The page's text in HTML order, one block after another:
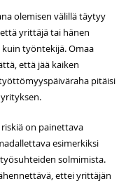
olemisen välillä täytyy
yrittäjä tai hänen
kuin työntekijä. Omaa
että jää kaiken
pitäisi
on painettava
esimerkiksi
solmimista.
ettei yrittäjän